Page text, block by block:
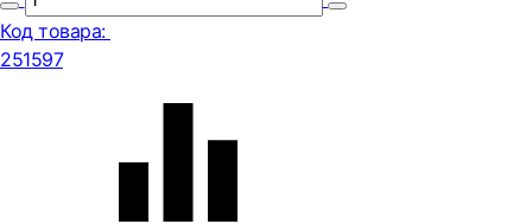
Код товара:
251597